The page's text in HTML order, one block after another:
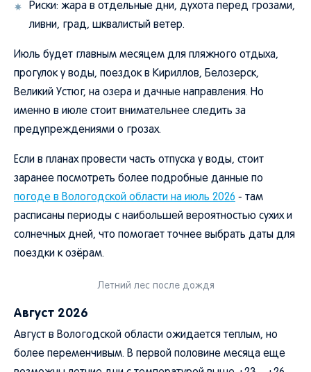
Риски: жара в отдельные дни, духота перед грозами,
ливни, град, шквалистый ветер.
Июль будет главным месяцем для пляжного отдыха,
прогулок у воды, поездок в Кириллов, Белозерск,
Великий Устюг, на озера и дачные направления. Но
именно в июле стоит внимательнее следить за
предупреждениями о грозах.
Если в планах провести часть отпуска у воды, стоит
заранее посмотреть более подробные данные по
погоде в Вологодской области на июль 2026 - там
расписаны периоды с наибольшей вероятностью сухих и
солнечных дней, что помогает точнее выбрать даты для
поездки к озёрам.
Летний лес после дождя
Август 2026
Август в Вологодской области ожидается теплым, но
более переменчивым. В первой половине месяца еще